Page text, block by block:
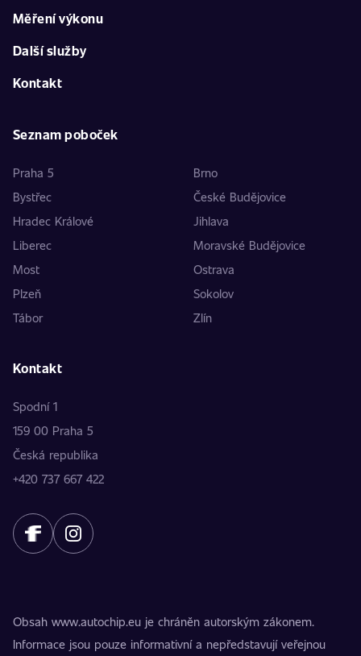
Měření výkonu
Další služby
Kontakt
Seznam poboček
Praha 5
Brno
Bystřec
České Budějovice
Hradec Králové
Jihlava
Liberec
Moravské Budějovice
Most
Ostrava
Plzeň
Sokolov
Tábor
Zlín
Kontakt
Spodní 1
159 00 Praha 5
Česká republika
+420 737 667 422
Obsah www.autochip.eu je chráněn autorským zákonem.
Informace jsou pouze informativní a nepředstavují veřejnou